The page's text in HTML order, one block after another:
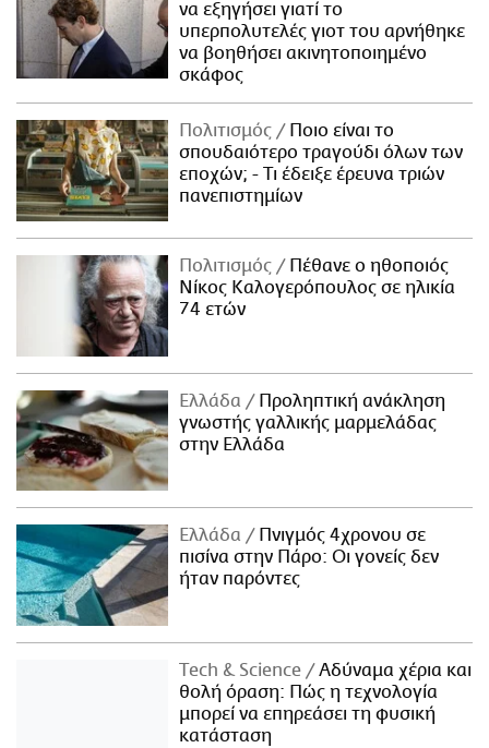
να εξηγήσει γιατί το
υπερπολυτελές γιοτ του αρνήθηκε
να βοηθήσει ακινητοποιημένο
σκάφος
Πολιτισμός
Ποιο είναι το
σπουδαιότερο τραγούδι όλων των
εποχών; - Τι έδειξε έρευνα τριών
πανεπιστημίων
Πολιτισμός
Πέθανε ο ηθοποιός
Νίκος Καλογερόπουλος σε ηλικία
74 ετών
Ελλάδα
Προληπτική ανάκληση
γνωστής γαλλικής μαρμελάδας
στην Ελλάδα
Ελλάδα
Πνιγμός 4χρονου σε
πισίνα στην Πάρο: Οι γονείς δεν
ήταν παρόντες
Τech & Science
Αδύναμα χέρια και
θολή όραση: Πώς η τεχνολογία
μπορεί να επηρεάσει τη φυσική
κατάσταση